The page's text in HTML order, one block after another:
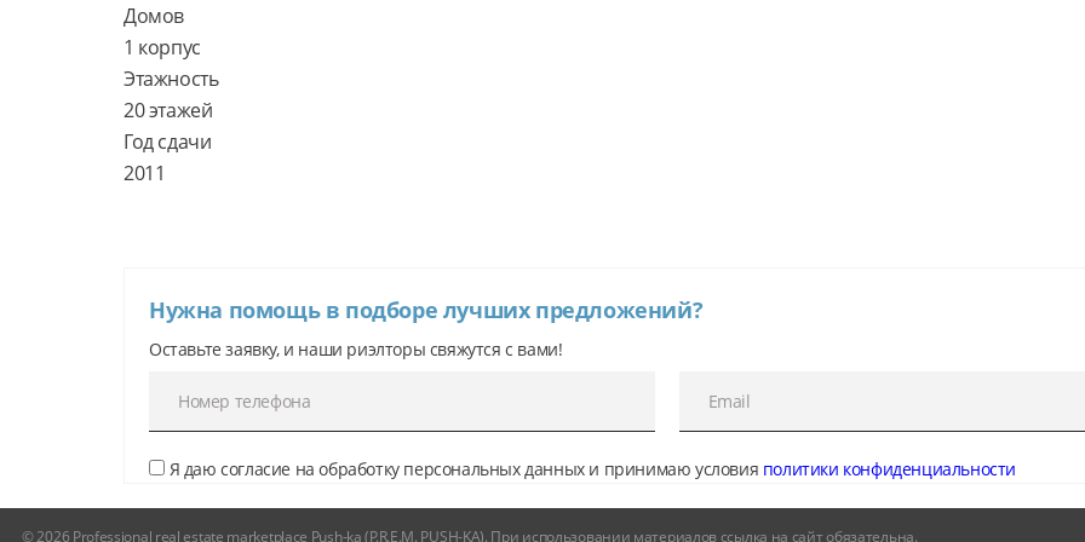
Домов
1 корпус
Этажность
20 этажей
Год сдачи
Нужна помощь в подборе лучших предложений?
Оставьте заявку, и наши риэлторы свяжутся с вами!
Я даю согласие на обработку персональных данных и принимаю условия политики конфиденциальности
© 2026 Professional real estate marketplace Push-ka (P.R.E.M. PUSH-KA). При использовании материалов ссылка на сайт обязательна.